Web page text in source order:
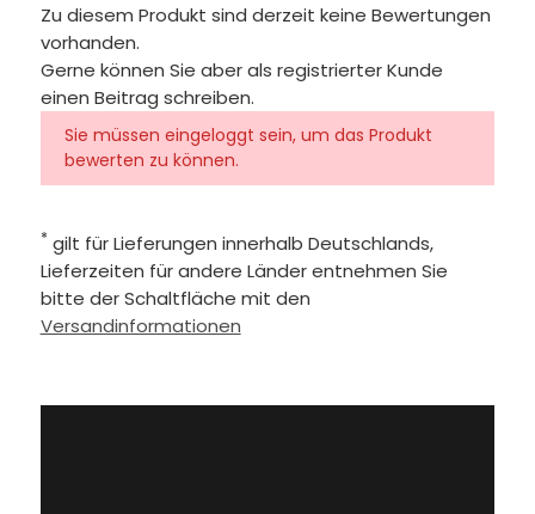
Zu diesem Produkt sind derzeit keine Bewertungen
vorhanden.
Gerne können Sie aber als registrierter Kunde
einen Beitrag schreiben.
Sie müssen eingeloggt sein, um das Produkt
bewerten zu können.
* gilt für Lieferungen innerhalb Deutschlands,
Lieferzeiten für andere Länder entnehmen Sie
bitte der Schaltfläche mit den
Versandinformationen